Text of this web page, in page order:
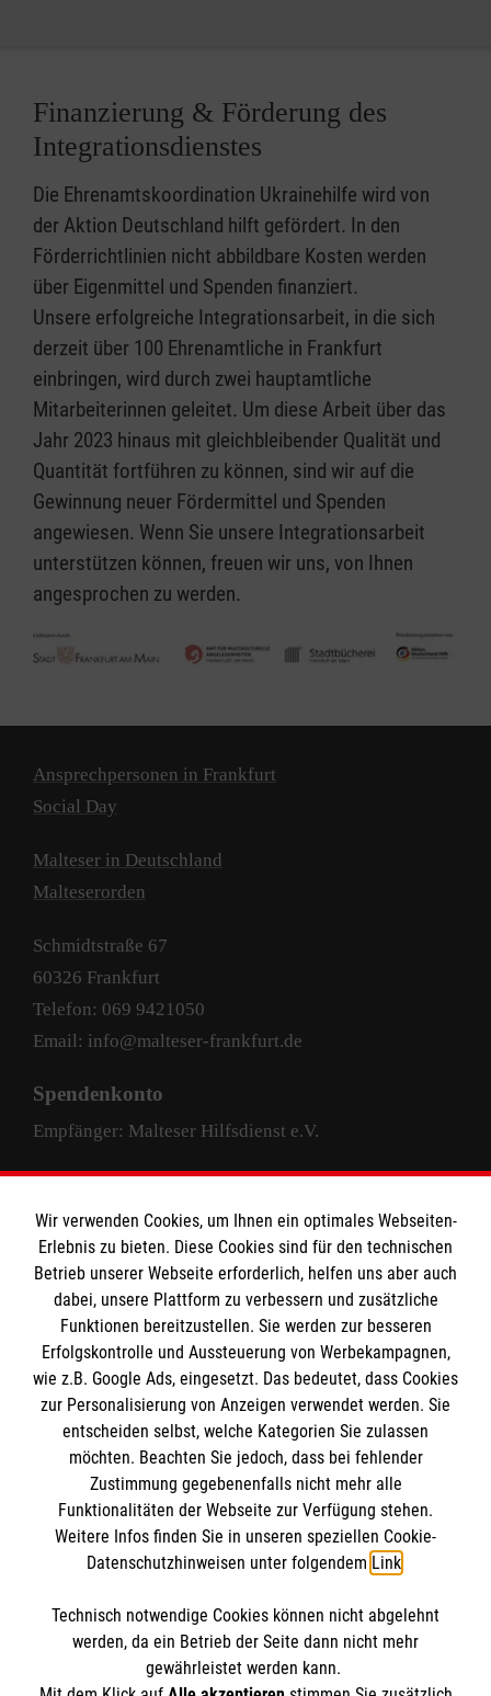
Finanzierung & Förderung des
Integrationsdienstes
Die Ehrenamtskoordination Ukrainehilfe wird von
der Aktion Deutschland hilft gefördert. In den
Förderrichtlinien nicht abbildbare Kosten werden
über Eigenmittel und Spenden finanziert.
Unsere erfolgreiche Integrationsarbeit, in die sich
derzeit über 100 Ehrenamtliche in Frankfurt
einbringen, wird durch zwei hauptamtliche
Mitarbeiterinnen geleitet. Um diese Arbeit über das
Jahr 2023 hinaus mit gleichbleibender Qualität und
Quantität fortführen zu können, sind wir auf die
Gewinnung neuer Fördermittel und Spenden
angewiesen. Wenn Sie unsere Integrationsarbeit
unterstützen können, freuen wir uns, von Ihnen
angesprochen zu werden.
Ansprechpersonen in Frankfurt
Social Day
Malteser in Deutschland
Malteserorden
Schmidtstraße 67
60326 Frankfurt
Telefon: 069 9421050
Email: info@malteser-frankfurt.de
Spendenkonto
Empfänger: Malteser Hilfsdienst e.V.
IBAN: DE63 3706 0193 4004 4000 33
BIC: GENODED1PAX
facebook
Juli 9, 2025
instagram
Juli 9, 2025
LinkedIn
Juli 9, 2025
Impressum |Datenschutz|Barrierefreiheit |Kontakt
Sharepoint
Wir verwenden Cookies, um Ihnen ein optimales Webseiten-
Erlebnis zu bieten. Diese Cookies sind für den technischen
Betrieb unserer Webseite erforderlich, helfen uns aber auch
dabei, unsere Plattform zu verbessern und zusätzliche
Funktionen bereitzustellen. Sie werden zur besseren
Erfolgskontrolle und Aussteuerung von Werbekampagnen,
wie z.B. Google Ads, eingesetzt. Das bedeutet, dass Cookies
zur Personalisierung von Anzeigen verwendet werden. Sie
entscheiden selbst, welche Kategorien Sie zulassen
möchten. Beachten Sie jedoch, dass bei fehlender
Zustimmung gegebenenfalls nicht mehr alle
Funktionalitäten der Webseite zur Verfügung stehen.
Weitere Infos finden Sie in unseren speziellen Cookie-
Datenschutzhinweisen unter folgendem Link.
Technisch notwendige Cookies können nicht abgelehnt
werden, da ein Betrieb der Seite dann nicht mehr
gewährleistet werden kann.